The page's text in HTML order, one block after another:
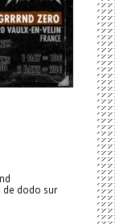
de dodo sur